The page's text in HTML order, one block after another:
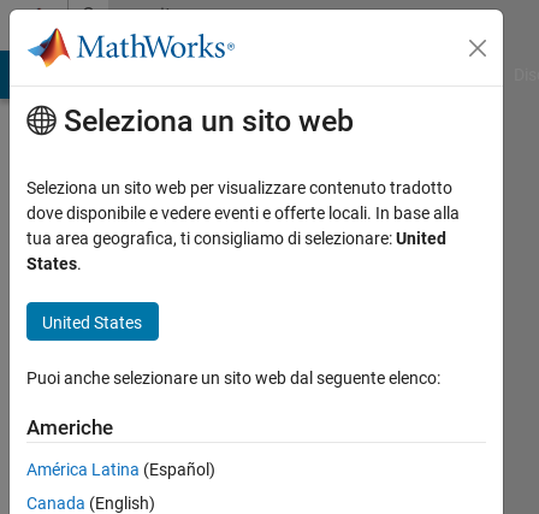
Vai al contenutoCommunity
Profile
Ling
Kev
Last
mesi fa
dal 2020
Followers:
Seleziona un sito web
Seleziona un sito web per visualizzare contenuto tradotto
dove disponibile e vedere eventi e offerte locali. In base alla
tua area geografica, ti consigliamo di selezionare:United
States.
United States
Puoi anche selezionare un sito web dal seguente elenco:
Americhe
América Latina (Español)
Canada (English)